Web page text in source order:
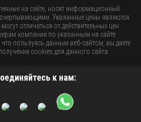
на сайте, носят информационный
Указанные цены являются
отличаться от действительных цен.
компании по указанным на сайте
пользуясь данным веб-сайтом, вы даёте
cookies для данного сайта.
к нам: